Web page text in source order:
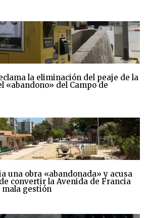
la eliminación del peaje de la
«abandono» del Campo de
una obra «abandonada» y acusa
convertir la Avenida de Francia
mala gestión